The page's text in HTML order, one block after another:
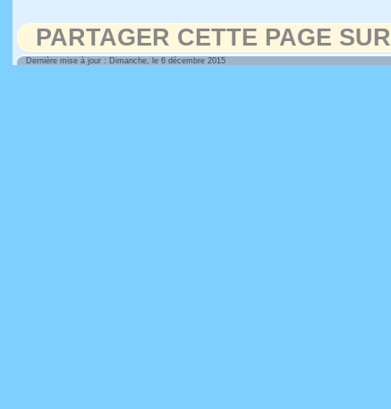
PARTAGER CETTE PAGE SUR
Dernière mise à jour : Dimanche, le 6 décembre 2015